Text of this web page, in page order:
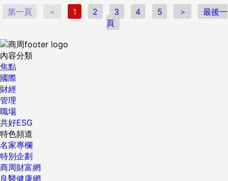
是非常渴望跨越到下一個水平。」他答道。 原來，Garmin能
持續創新的秘密，在於人。他們創造以信任帶動創新的正循
他們寧可花很多時間找到對的人。許多Garmin員工都是自家產
品的重度使用者。例如，它在民航機飛行系統市占率第1，許多
總部員工也是飛行員。 他們希望每一位員工都能在職場裡
「Have fun!」因為，熱愛產品的員工，更可能將對產品的期待
與不滿化為點子，最終變成使用者喜歡的產品。 用「創新小
組」打破組織榖倉 連出差搭飛機、坐車都要打破階級 有了對
的人，還得搭配對的制度與工具。 為了激勵創新，Garmin會
辨識出哪些員工是「不僅是搶著舉手分享idea（點子），還搶
著動手做出來的人」，組成創新小組。 這個小組扮演內部的創
新孵化器。例如，Garmin的航海產品「即時動態聲納」，就是
他們以新生兒超音波照片為靈感，用3D影像，讓釣魚愛好者能
精準定位魚群並看見水下的地勢長怎樣。 此外，Garmin的研
發費用占營收的比重，長年維持在17％上下，而護國神山台積
跌七一％。 衰退原因：「什麼是表」定義變了 Swatch衰退原
因和Apple Watch類似，都是產品定位問題。「什麼是表？」
對用戶來說或許簡單，對業者卻是生死存亡問題。 蘋果將表定
位為「多功能電腦」，在鐘表業已浸淫百年的Swatch，更為了
這問題想破頭，不斷革自己的命才有今天地位。 一九五○年
代，瑞士鐘表在全球市占率近六成，到八○年代卻降至兩成。
原因如台大商學院教授朱文儀在國家文官學院的一篇文章裡形
容，該產業「定位」改變了。 過去瑞士人將表定位為「傳世之
寶」，他們用高技術工匠、昂貴材質與複雜設計，生產出宛如
珠寶的機械表。但美國人加入競爭後，將原本瑞士人棄之不用
的石英技術改造，生產出既輕薄便宜、又計時準確的手表，此
後表的定位變成「計時工具」。之後日本卡西歐又打造出電子
表，用液晶螢幕顯示時間、碼表、鬧鈴等，此後表的定位又變
成「運動產品」。 隨著美、日重新改寫「表」的定位，瑞士手
表逐漸失寵，直到他們也將表重新賦予自己的定位：打造出時
尚流行、售價不到四十美元（約合新台幣一千二百八十五元）
第一頁 ＜ 1 2 3 4 5 ＞
最後一
頁
內容分類
焦點
國際
財經
管理
職場
共好ESG
特色頻道
名家專欄
特別企劃
商周財富網
良醫健康網